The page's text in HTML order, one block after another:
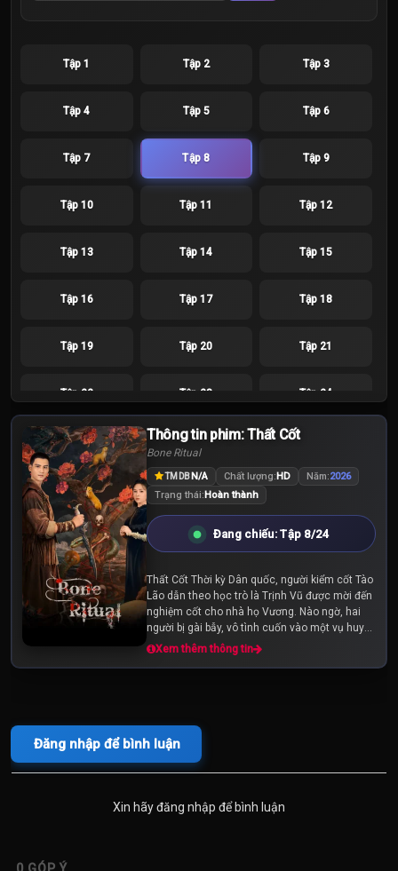
Tập 1 Tập 2 Tập 3
Tập 4 Tập 5 Tập 6
Tập 7 Tập 8 Tập 9
Tập 10 Tập 11 Tập 12
Tập 13 Tập 14 Tập 15
Tập 16 Tập 17 Tập 18
Tập 19 Tập 20 Tập 21
Tập 22 Tập 23 Tập 24
Thông tin phim: Thất Cốt
Bone Ritual
TMDBN/A Chất lượng:HD Năm:2026
Trạng thái:Hoàn thành
Đang chiếu: Tập 8/24
Thất Cốt Thời kỳ Dân quốc, người kiểm cốt Tào
Lão dẫn theo học trò là Trịnh Vũ được mời đến
nghiệm cốt cho nhà họ Vương. Nào ngờ, hai
người bị gài bẫy, vô tình cuốn vào một vụ huyết
án bí ẩn. Để tự cứu lấy mạng sống...
Xem thêm thông tin
Đăng nhập để bình luận
Xin hãy đăng nhập để bình luận
0 GÓP Ý